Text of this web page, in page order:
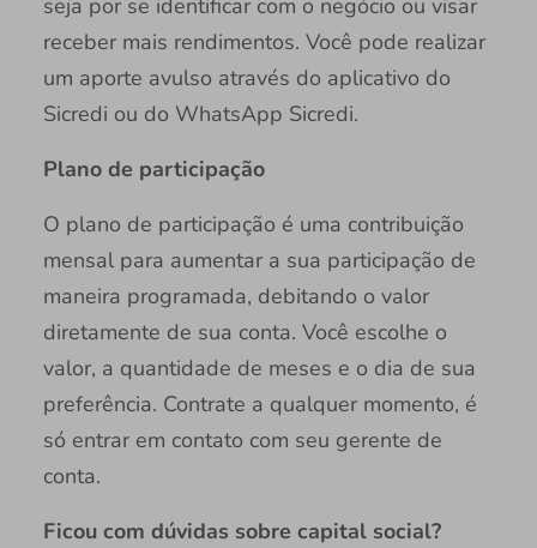
seja por se identificar com o negócio ou visar
receber mais rendimentos. Você pode realizar
um aporte avulso através do aplicativo do
Sicredi ou do WhatsApp Sicredi.
Plano de participação
O plano de participação é uma contribuição
mensal para aumentar a sua participação de
maneira programada, debitando o valor
diretamente de sua conta. Você escolhe o
valor, a quantidade de meses e o dia de sua
preferência. Contrate a qualquer momento, é
só entrar em contato com seu gerente de
conta.
Ficou com dúvidas sobre capital social?